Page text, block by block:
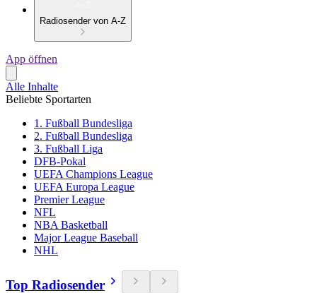
Radiosender von A-Z
App öffnen
Alle Inhalte
Beliebte Sportarten
1. Fußball Bundesliga
2. Fußball Bundesliga
3. Fußball Liga
DFB-Pokal
UEFA Champions League
UEFA Europa League
Premier League
NFL
NBA Basketball
Major League Baseball
NHL
Top Radiosender